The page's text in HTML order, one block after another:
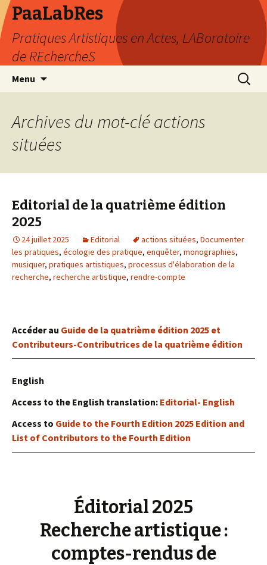
PaaLabRes
Pratiques Artistiques en Actes, LABoratoire
de REchercheS
Menu
principal
Archives du mot-clé actions
situées
Editorial de la quatrième édition
2025
24 juillet 2025 Editorial actions situées, Documenter
les pratiques, écologie des pratique, enquêter, monographies,
musiquer, pratiques artistiques, processus d'élaboration de la
recherche, recherche artistique, rendre-compte
Accéder au Guide de la quatrième édition 2025 et
Contributeurs-Contributrices de la quatrième édition
English
Access to the English translation: Editorial- English
Access to Guide to the Fourth Edition 2025 Edition and
List of Contributors to the Fourth Edition
Éditorial 2025
Recherche artistique :
comptes-rendus de